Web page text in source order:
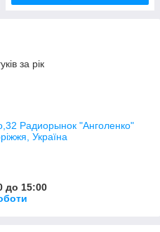
за рік
Радиорынок "Анголенко"
Україна
до 15:00